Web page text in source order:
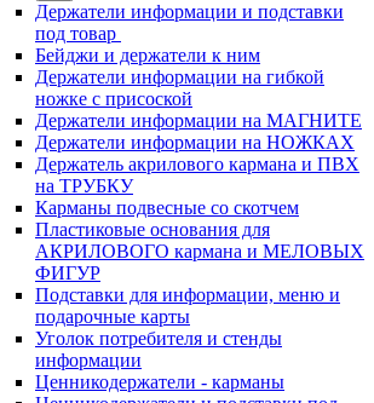
Держатели информации и подставки
под товар
Бейджи и держатели к ним
Держатели информации на гибкой
ножке с присоской
Держатели информации на МАГНИТЕ
Держатели информации на НОЖКАХ
Держатель акрилового кармана и ПВХ
на ТРУБКУ
Карманы подвесные со скотчем
Пластиковые основания для
АКРИЛОВОГО кармана и МЕЛОВЫХ
ФИГУР
Подставки для информации, меню и
подарочные карты
Уголок потребителя и стенды
информации
Ценникодержатели - карманы